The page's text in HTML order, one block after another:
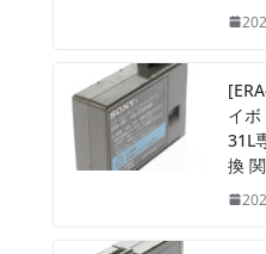
イボ
31L
換